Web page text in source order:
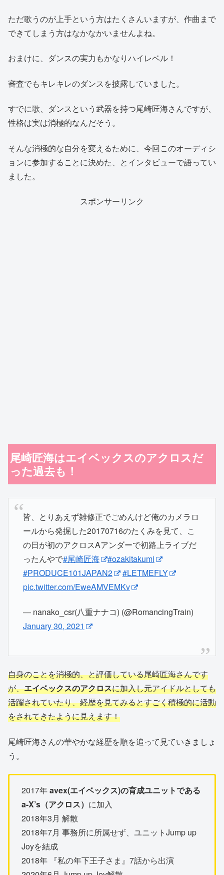
ただ歌うのが上手という方はたくさんいますが、作曲まで
できてしまう方はなかなかいませんよね。
おまけに、ダンスの実力もかなりハイレベル！
審査でもキレキレのダンスを披露していました。
すでに歌、ダンスという武器を持つ尾崎匠海さんですが、
性格は実は消極的なんだそう。
そんな消極的な自分を変えるために、今回このオーディシ
ョンに参加することに決めた、とインタビューで語ってい
ました。
スポンサーリンク
尾崎匠海はエイベックスのアクロスだ
った過去も！
皆、とりあえず雑修正でごめんけど俺のカメラロ
ールから発掘した20170716のたくみを見て、こ
の日が初のアクロスAアンダーで初路上ライブだ
ったんやで#尾崎匠海
#ozakitakumi
#PRODUCE101JAPAN2
#LETMEFLY
pic.twitter.com/EweAMVEMKv
— nanako_csr(八重ナナコ) (@RomancingTrain)
January 30, 2021
自身のことを消極的、と評価している尾崎匠海さんです
が、エイベックスのアクロスに加入し元アイドルとしても
活躍されていたり、経歴を見てみるとすごく積極的に活動
をされてきたように見えます！
尾崎匠海さんの華やかな経歴を順を追って見ていきましょ
う。
2017年avex(エイベックス)の育成ユニットである
a-X’s（アクロス） に加入
2018年3月 解散
2018年7月 事務所に所属せず、ユニットJump up
Joyを結成
2018年 『私の年下王子さま』7話から出演